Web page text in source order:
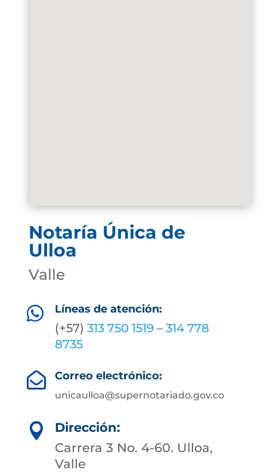
Notaría Única de
Ulloa
Valle
 Líneas de atención:
(+57) 313 750 1519 – 314 778
8735
 Correo electrónico:
unicaulloa@supernotariado.gov.co

Dirección:
Carrera 3 No. 4-60. Ulloa,
Valle